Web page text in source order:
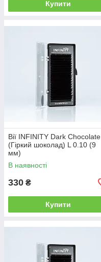
Купити
Вії INFINITY Dark Chocolate
(Гіркий шоколад) L 0.10 (9
мм)
В наявності
330 ₴
Купити